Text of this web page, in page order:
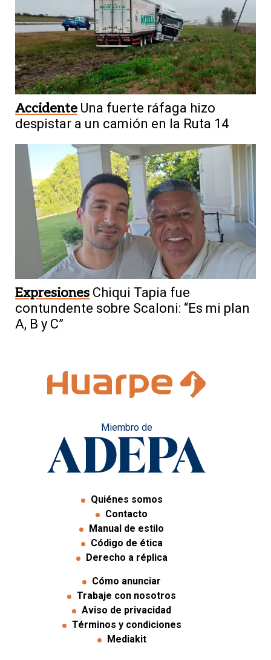
Accidente Una fuerte ráfaga hizo
despistar a un camión en la Ruta 14
Expresiones Chiqui Tapia fue
contundente sobre Scaloni: “Es mi plan
A, B y C”
Miembro de
Quiénes somos
Contacto
Manual de estilo
Código de ética
Derecho a réplica
Cómo anunciar
Trabaje con nosotros
Aviso de privacidad
Términos y condiciones
Mediakit